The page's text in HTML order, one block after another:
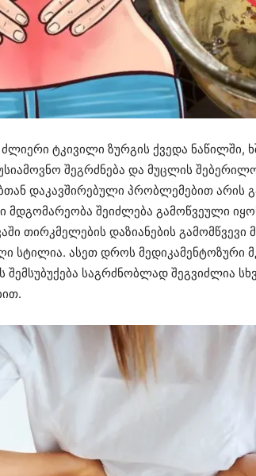
ძლიერი ტკივილი ზურგის ქვედა ნაწილში,
შეგრძნება და მუცლის
დაკავშირებული პრობლემებით არის
მდგომარეობა შეიძლება გამოწვეული
თირკმელების დაზიანების გამომწვევი
სტილია. ასეთ დროს მედიკამენტოზური
საგრძნობლად შეგვიძლია